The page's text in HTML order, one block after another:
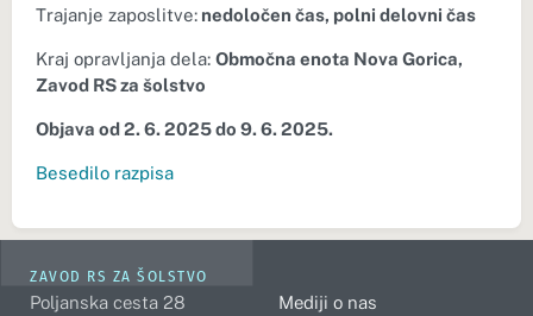
Trajanje zaposlitve: nedoločen čas, polni delovni čas
Kraj opravljanja dela: Območna enota Nova Gorica,
Zavod RS za šolstvo
Objava od 2. 6. 2025 do 9. 6. 2025.
Besedilo razpisa
ZAVOD RS ZA ŠOLSTVO
Poljanska cesta 28
Mediji o nas